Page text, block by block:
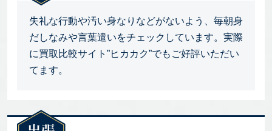
失礼な行動や汚い身なりなどがないよう、毎朝身
だしなみや言葉遣いをチェックしています。実際
に買取比較サイト”ヒカカク”でもご好評いただい
てます。